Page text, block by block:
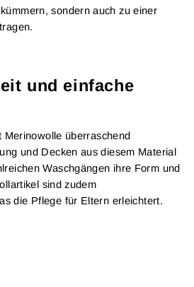
sondern auch zu einer
und einfache
überraschend
und Decken aus diesem Material
Waschgängen ihre Form und
sind zudem
die Pflege für Eltern erleichtert.